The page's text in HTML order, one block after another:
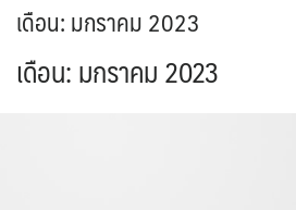
เดือน:มกราคม 2023
เดือน:มกราคม 2023